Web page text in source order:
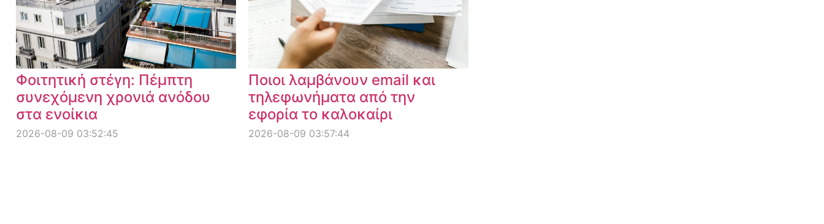
Φοιτητική στέγη: Πέμπτη
συνεχόμενη χρονιά ανόδου
στα ενοίκια
2026-08-09 03:52:45
Ποιοι λαμβάνουν email και
τηλεφωνήματα από την
εφορία το καλοκαίρι
2026-08-09 03:57:44